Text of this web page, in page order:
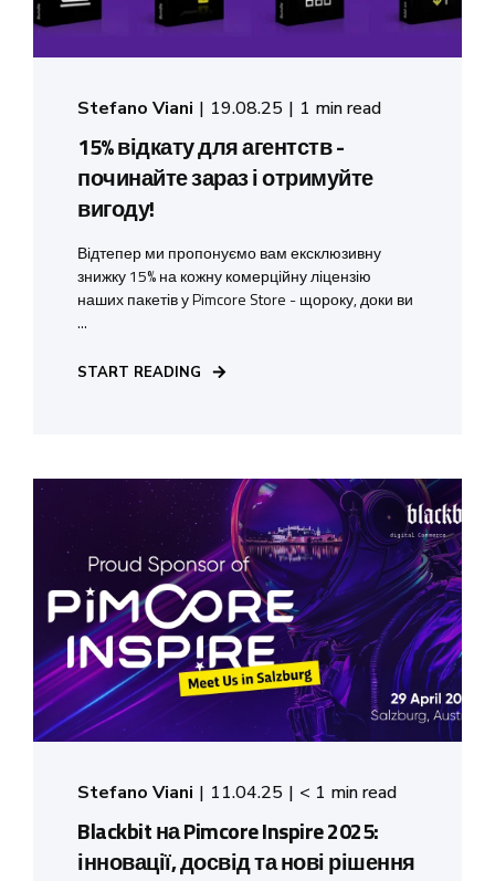
Stefano Viani 19.08.25 1 min read
15% відкату для агентств -
починайте зараз і отримуйте
вигоду!
Відтепер ми пропонуємо вам ексклюзивну
знижку 15% на кожну комерційну ліцензію
наших пакетів у Pimcore Store - щороку, доки ви
...
START READING
Stefano Viani 11.04.25 < 1 min read
Blackbit на Pimcore Inspire 2025:
інновації, досвід та нові рішення